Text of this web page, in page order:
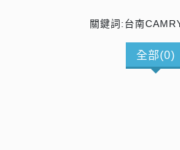
關鍵詞:台南
全部(0)